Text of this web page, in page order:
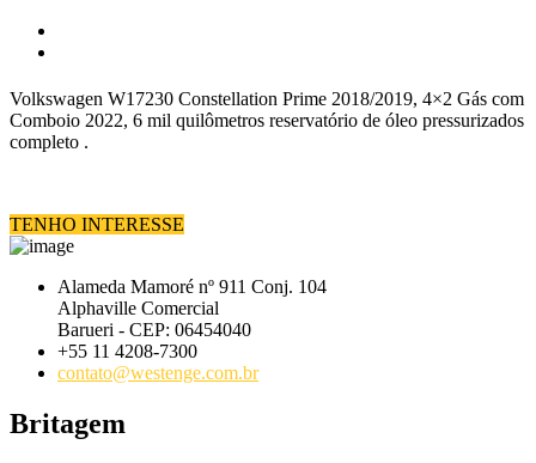
Volkswagen W17230 Constellation Prime 2018/2019, 4×2 Gás com
Comboio 2022, 6 mil quilômetros reservatório de óleo pressurizados
completo .
TENHO INTERESSE
Alameda Mamoré nº 911 Conj. 104
Alphaville Comercial
Barueri - CEP: 06454040
+55 11 4208-7300
contato@westenge.com.br
Britagem